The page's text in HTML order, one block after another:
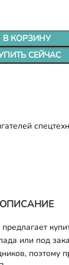
В КОРЗИНУ
СЕЙЧАС
ОПИСАНИЕ
или под
поэтому